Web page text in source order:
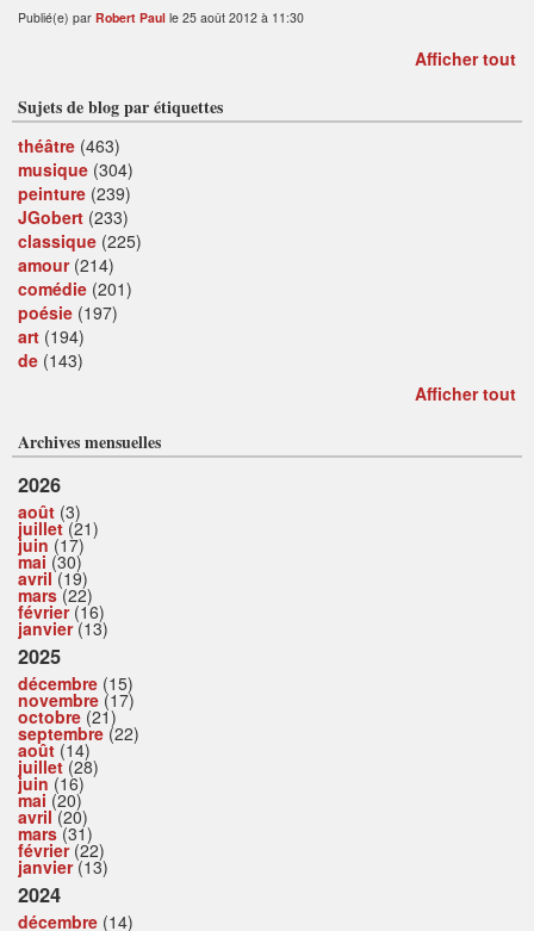
Publié(e) par Robert Paul le 25 août 2012 à 11:30
Afficher tout
Sujets de blog par étiquettes
théâtre (463)
musique (304)
peinture (239)
JGobert (233)
classique (225)
amour(214)
comédie (201)
poésie (197)
art (194)
de (143)
Afficher tout
Archives mensuelles
2026
août (3)
juillet(21)
juin (17)
mai (30)
avril(19)
mars(22)
février(16)
janvier(13)
2025
décembre (15)
novembre (17)
octobre (21)
septembre (22)
août (14)
juillet(28)
juin (16)
mai (20)
avril(20)
mars(31)
février(22)
janvier(13)
2024
décembre (14)